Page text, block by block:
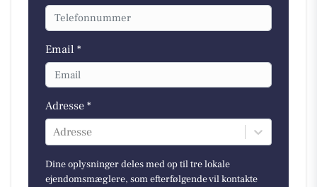
Email *
Adresse *
Adresse
Dine oplysninger deles med op til tre lokale
ejendomsmæglere, som efterfølgende vil kontakte